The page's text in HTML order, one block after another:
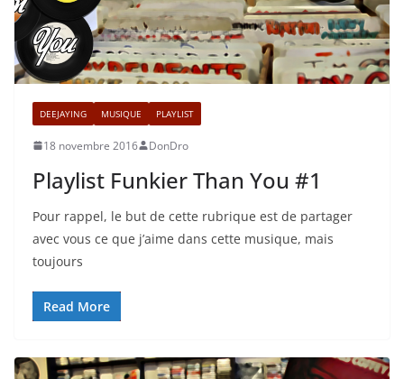
DEEJAYING MUSIQUE PLAYLIST
18 novembre 2016 DonDro
Playlist Funkier Than You #1
Pour rappel, le but de cette rubrique est de partager
avec vous ce que j’aime dans cette musique, mais
toujours
Read More